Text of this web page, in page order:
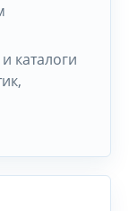
каталоги